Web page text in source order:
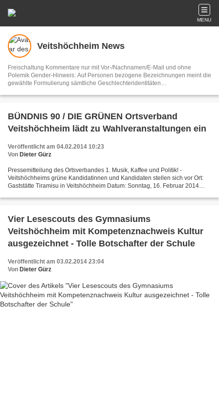
MENU
Veitshöchheim News
Freischaltung Kommentare nur mit Vor-/Nachnamen/E-Mail und ohne
Polemik Gender-Hinweis: Auf Personen bezogene Bezeichnungen meint die
gewählte Formulierung sämtliche Geschlechteridentitäten
GVO ist ausschließlich Sache der Overblog-Hosting-Plattform. Ihre E-Mail-
BÜNDNIS 90 / DIE GRÜNEN Ortsverband
Veitshöchheim lädt zu Wahlveranstaltungen ein
Veröffentlicht am 04.02.2014 10:23
Von Dieter Gürz
Pressemitteilung des Ortsverbandes 1. Musik, Kaffee und Politik! -
Veitshöchheims grüne Kandidatinnen und Kandidaten stellen sich vor Ort:
Gaststätte Tiramisu in Veitshöchheim Datum: Sonntag, 16. Februar 2014
Vier Lesescouts des Gymnasiums
Veitshöchheim mit Kompetenznachweis Kultur
ausgezeichnet - Tolle Botschafter der Schule
Veröffentlicht am 03.02.2014 23:04
Von Dieter Gürz